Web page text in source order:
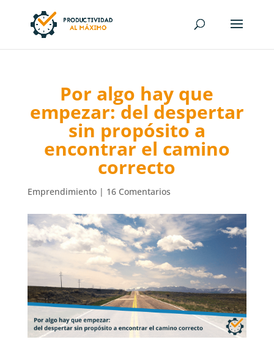
Por algo hay que
empezar: del despertar
sin propósito a
encontrar el camino
correcto
Emprendimiento| 16 Comentarios